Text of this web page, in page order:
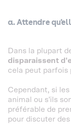
a. Attendre
Dans la plupart
disparaissent
cela peut parfois
Cependant, si
animal ou s'ils
préférable de
pour discuter